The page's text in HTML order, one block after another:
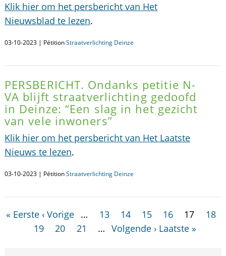
Klik hier om het persbericht van Het
Nieuwsblad te lezen.
03-10-2023 | PétitionStraatverlichting Deinze
PERSBERICHT. Ondanks petitie N-
VA blijft straatverlichting gedoofd
in Deinze: “Een slag in het gezicht
van vele inwoners”
Klik hier om het persbericht van Het Laatste
Nieuws te lezen.
03-10-2023 | PétitionStraatverlichting Deinze
« Eerste ‹ Vorige … 13 14 15 16 17
18
19
20 21 … Volgende › Laatste »